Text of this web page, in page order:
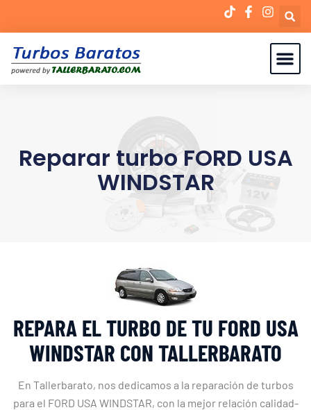
Reparar turbo FORD USA
WINDSTAR
REPARA EL TURBO DE TU FORD USA
WINDSTAR CON TALLERBARATO
En Tallerbarato, nos dedicamos a la reparación de turbos
para el FORD USA WINDSTAR, con la mejor relación calidad-